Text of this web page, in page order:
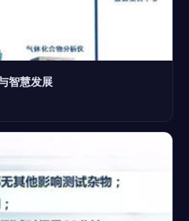
智慧发展